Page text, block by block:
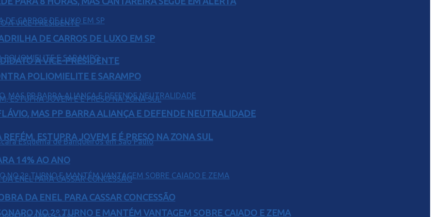
A VICE-PRESIDENTE
ESTUPRA JOVEM E É PRESO NA ZONA SUL
NO 2º TURNO E MANTÉM VANTAGEM SOBRE CAIADO E ZEMA
DE CARROS DE LUXO EM SP
POLIOMIELITE E SARAMPO
MAS PP BARRA ALIANÇA E DEFENDE NEUTRALIDADE
14% AO ANO
DA ENEL PARA CASSAR CONCESSÃO